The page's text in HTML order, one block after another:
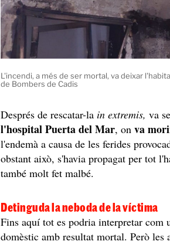
L'incendi, a més de ser mortal, va deixar
de Bombers de Cadis
Després de rescatar-la in extremis,va
l'hospital Puerta del Mar, onva
l'endemà a causa de les ferides
obstant això, s'havia propagat per tot
també molt fet malbé.
Detinguda la neboda de la víctima
Fins aquí tot es podria interpretar com
domèstic amb resultat mortal. Però les